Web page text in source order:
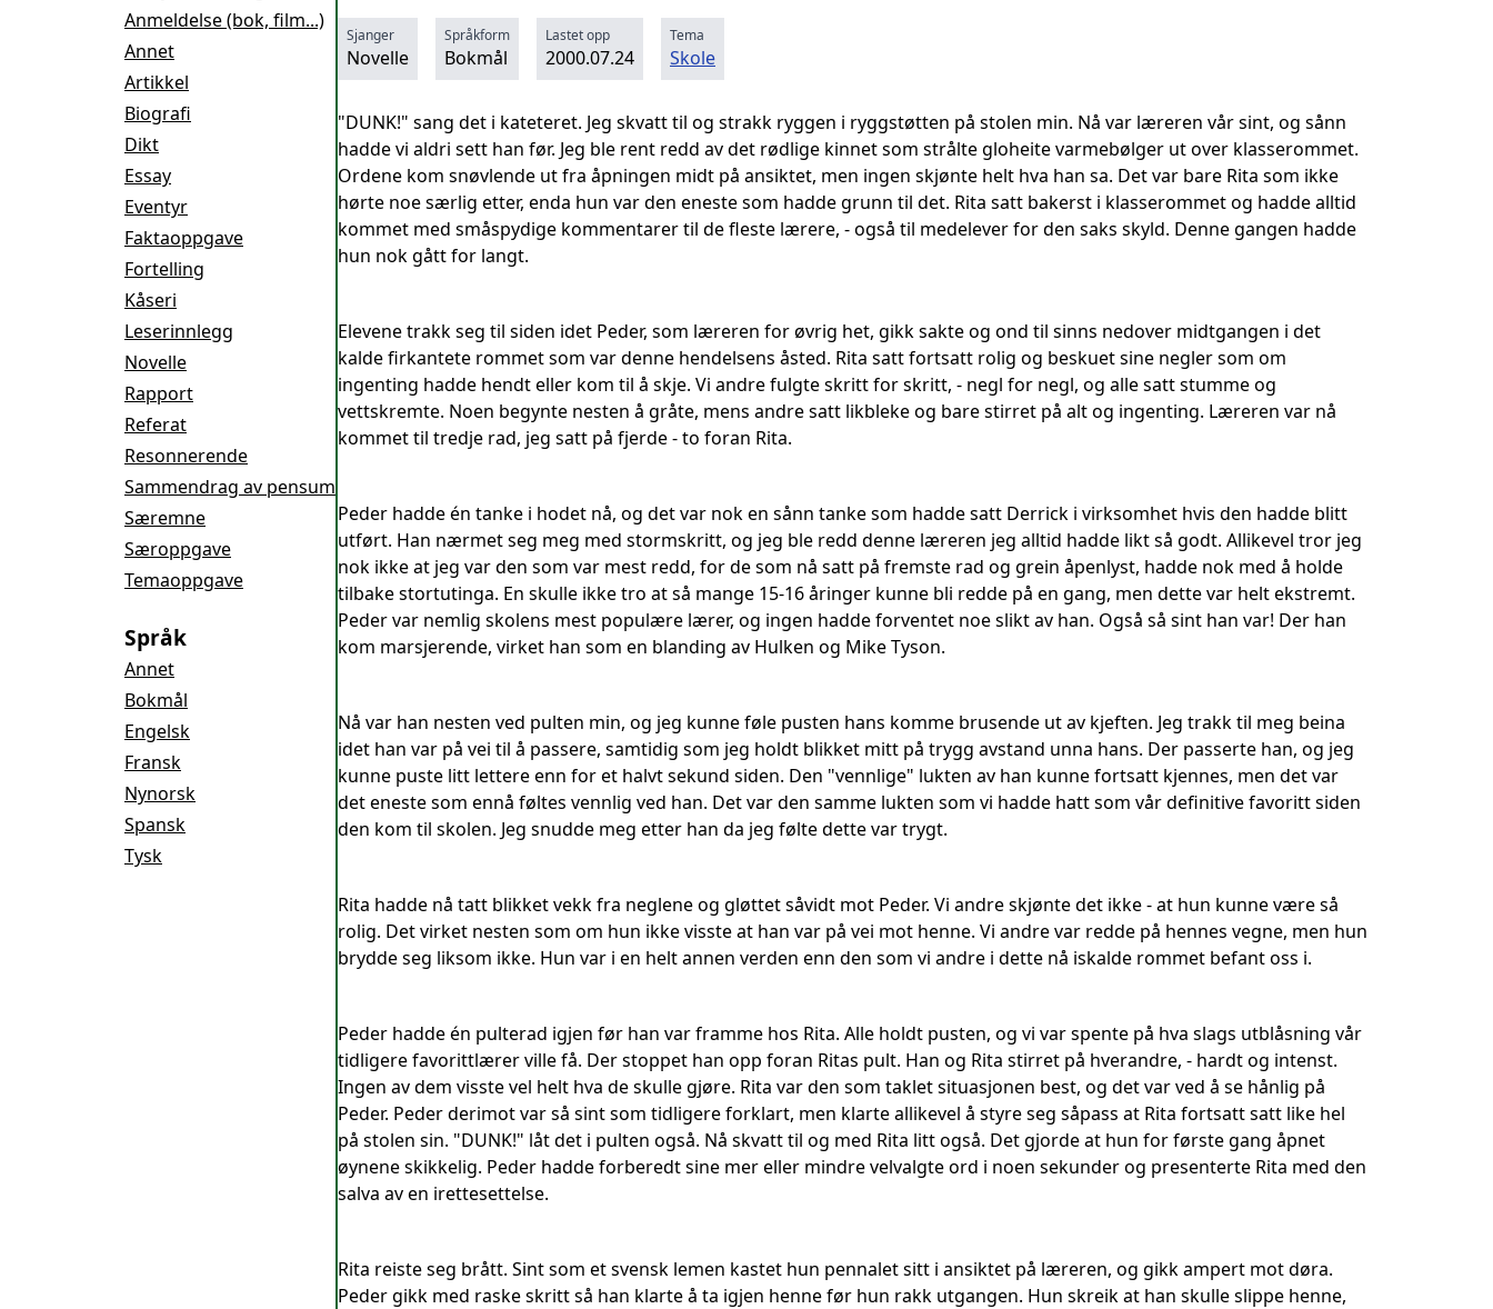
Anmeldelse (bok, film...)
Annet
Artikkel
Biografi
Dikt
Essay
Eventyr
Faktaoppgave
Fortelling
Kåseri
Leserinnlegg
Novelle
Rapport
Referat
Resonnerende
Sammendrag av pensum
Særemne
Særoppgave
Temaoppgave
Språk
Annet
Bokmål
Engelsk
Fransk
Nynorsk
Spansk
Tysk
Sjanger
Novelle
Språkform
Bokmål
Lastet opp
2000.07.24
Tema
Skole
"DUNK!" sang det i kateteret. Jeg skvatt til og strakk ryggen i ryggstøtten på stolen min. Nå var læreren vår sint, og sånn
hadde vi aldri sett han før. Jeg ble rent redd av det rødlige kinnet som strålte gloheite varmebølger ut over klasserommet.
Ordene kom snøvlende ut fra åpningen midt på ansiktet, men ingen skjønte helt hva han sa. Det var bare Rita som ikke
hørte noe særlig etter, enda hun var den eneste som hadde grunn til det. Rita satt bakerst i klasserommet og hadde alltid
kommet med småspydige kommentarer til de fleste lærere, - også til medelever for den saks skyld. Denne gangen hadde
hun nok gått for langt.
Elevene trakk seg til siden idet Peder, som læreren for øvrig het, gikk sakte og ond til sinns nedover midtgangen i det
kalde firkantete rommet som var denne hendelsens åsted. Rita satt fortsatt rolig og beskuet sine negler som om
ingenting hadde hendt eller kom til å skje. Vi andre fulgte skritt for skritt, - negl for negl, og alle satt stumme og
vettskremte. Noen begynte nesten å gråte, mens andre satt likbleke og bare stirret på alt og ingenting. Læreren var nå
kommet til tredje rad, jeg satt på fjerde - to foran Rita.
Peder hadde én tanke i hodet nå, og det var nok en sånn tanke som hadde satt Derrick i virksomhet hvis den hadde blitt
utført. Han nærmet seg meg med stormskritt, og jeg ble redd denne læreren jeg alltid hadde likt så godt. Allikevel tror jeg
nok ikke at jeg var den som var mest redd, for de som nå satt på fremste rad og grein åpenlyst, hadde nok med å holde
tilbake stortutinga. En skulle ikke tro at så mange 15-16 åringer kunne bli redde på en gang, men dette var helt ekstremt.
Peder var nemlig skolens mest populære lærer, og ingen hadde forventet noe slikt av han. Også så sint han var! Der han
kom marsjerende, virket han som en blanding av Hulken og Mike Tyson.
Nå var han nesten ved pulten min, og jeg kunne føle pusten hans komme brusende ut av kjeften. Jeg trakk til meg beina
idet han var på vei til å passere, samtidig som jeg holdt blikket mitt på trygg avstand unna hans. Der passerte han, og jeg
kunne puste litt lettere enn for et halvt sekund siden. Den "vennlige" lukten av han kunne fortsatt kjennes, men det var
det eneste som ennå føltes vennlig ved han. Det var den samme lukten som vi hadde hatt som vår definitive favoritt siden
den kom til skolen. Jeg snudde meg etter han da jeg følte dette var trygt.
Rita hadde nå tatt blikket vekk fra neglene og gløttet såvidt mot Peder. Vi andre skjønte det ikke - at hun kunne være så
rolig. Det virket nesten som om hun ikke visste at han var på vei mot henne. Vi andre var redde på hennes vegne, men hun
brydde seg liksom ikke. Hun var i en helt annen verden enn den som vi andre i dette nå iskalde rommet befant oss i.
Peder hadde én pulterad igjen før han var framme hos Rita. Alle holdt pusten, og vi var spente på hva slags utblåsning vår
tidligere favorittlærer ville få. Der stoppet han opp foran Ritas pult. Han og Rita stirret på hverandre, - hardt og intenst.
Ingen av dem visste vel helt hva de skulle gjøre. Rita var den som taklet situasjonen best, og det var ved å se hånlig på
Peder. Peder derimot var så sint som tidligere forklart, men klarte allikevel å styre seg såpass at Rita fortsatt satt like hel
på stolen sin. "DUNK!" låt det i pulten også. Nå skvatt til og med Rita litt også. Det gjorde at hun for første gang åpnet
øynene skikkelig. Peder hadde forberedt sine mer eller mindre velvalgte ord i noen sekunder og presenterte Rita med den
salva av en irettesettelse.
Rita reiste seg brått. Sint som et svensk lemen kastet hun pennalet sitt i ansiktet på læreren, og gikk ampert mot døra.
Peder gikk med raske skritt så han klarte å ta igjen henne før hun rakk utgangen. Hun skreik at han skulle slippe henne,